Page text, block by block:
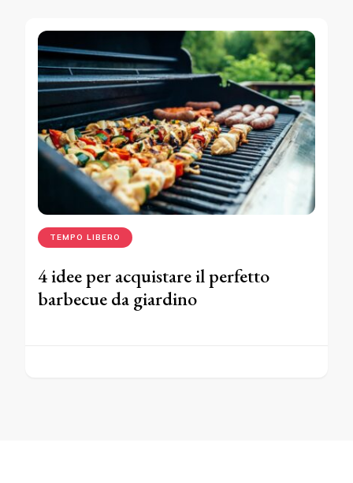
TEMPO LIBERO
4 idee per acquistare il perfetto
barbecue da giardino